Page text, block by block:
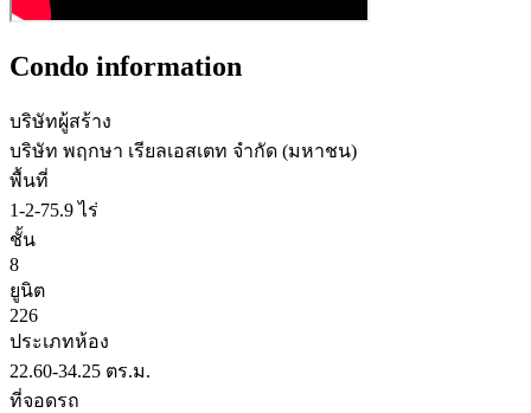
Condo information
บริษัทผู้สร้าง
บริษัท พฤกษา เรียลเอสเตท จำกัด (มหาชน)
พื้นที่
1-2-75.9 ไร่
ชั้น
8
ยูนิต
226
ประเภทห้อง
22.60-34.25 ตร.ม.
ที่จอดรถ